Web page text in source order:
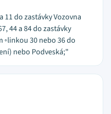
11 do zastávky Vozovna
44 a 84 do zastávky
◦linkou 30 nebo 36 do
nebo Podveská;"